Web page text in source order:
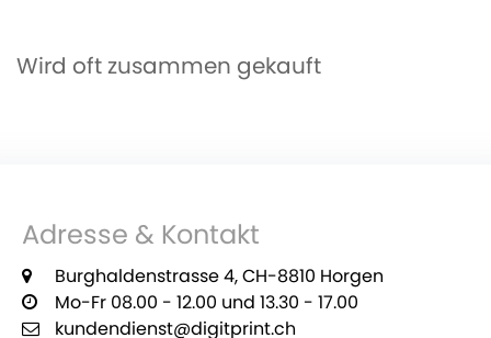
Wird oft zusammen gekauft
Adresse & Kontakt
Burghaldenstrasse 4, CH-8810 Horgen
Mo-Fr 08.00 - 12.00 und 13.30 - 17.00
kundendienst@digitprint.ch